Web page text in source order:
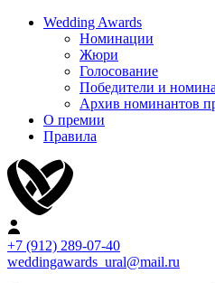
Wedding Awards
Номинации
Жюри
Голосование
Победители и
Архив номинантов
О премии
Правила
+7 (912) 289-07-40
weddingawards_ural@mail.ru